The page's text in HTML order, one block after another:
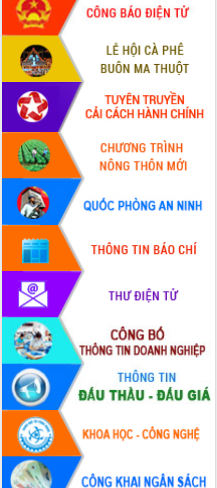
Đắk Lắk đẩy mạnh nuôi biển công
nghệ, hướng tới phát triển thủy sản
bền vững
Tập huấn nâng cao năng lực triển khai
chuyển đổi số cho cán bộ, công chức
cấp xã
Đắk Lắk phát động hưởng ứng Ngày
Quyền của người tiêu dùng Việt Nam
Đẩy mạnh cải cách hành chính, quyết
tâm đạt được mục tiêu tăng trưởng
hai con số trong năm 2026
Tổ chức trang trọng Lễ hội Đền thờ
Lương Văn Chánh năm 2026
Phó Bí thư Tỉnh ủy Đắk Lắk Đỗ Hữu
Huy giữ chức Bí thư Đảng ủy Ủy Ban
Bệnh án điện tử thúc đẩy chuyển đổi
số y tế tại Đắk Lắk
Chuyển đổi số thư viện: Mở rộng
không gian tri thức trong thời đại số
Đánh giá, rút kinh nghiệm công tác tổ
chức diễn tập trước ngày bầu cử
Chương trình “Gặp gỡ hữu nghị –
Friendship Meeting New Year 2026”
Bầu cử Quốc hội và HĐND: Cử tri Đắk
Lắk gửi gắm niềm tin, kỳ vọng vào lá
phiếu
Đắk Lắk sẵn sàng các điều kiện cho
Ngày hội bầu cử đại biểu Quốc hội
khóa XVI và HĐND các cấp nhiệm kỳ
2026-2031
Đảm bảo cuộc bầu cử đại biểu Quốc
hội và đại biểu HĐND các cấp diễn ra
an toàn, hiệu quả, đúng quy định
Thủ tướng Chính phủ Phạm Minh Chính
kiểm tra, chỉ đạo hoàn thành các dự
án cao tốc và thăm khu tái định cư tại
Đắk Lắk
Sôi nổi Hội đua ngựa truyền thống Gò
Thì Thùng mừng Xuân Bính Ngọ 2026
Lãnh đạo tỉnh dâng hương tưởng niệm
tại Đập Đồng Cam đầu Xuân Bính Ngọ
Ngành nông nghiệp phấn đấu tăng
trưởng đạt 5,86% trong năm 2026
UBND tỉnh Đắk Lắk triển khai công tác